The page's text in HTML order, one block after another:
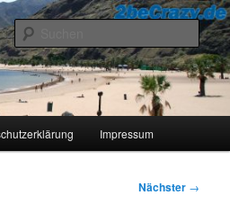
Impressum
Nächster →